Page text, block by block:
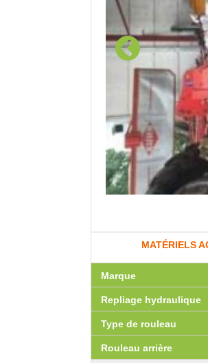
MATÉRIELS
Marque
Repliage hydraulique
Type de rouleau
Rouleau arrière